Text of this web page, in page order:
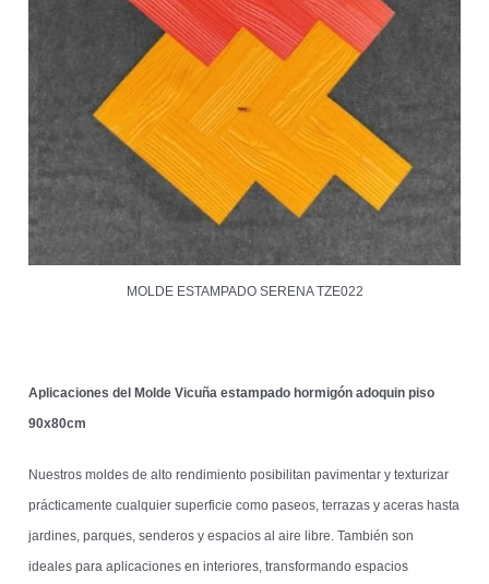
MOLDE ESTAMPADO SERENA TZE022
Aplicaciones del Molde Vicuña estampado hormigón adoquin piso
90x80cm
Nuestros moldes de alto rendimiento posibilitan pavimentar y texturizar
prácticamente cualquier superficie como paseos, terrazas y aceras hasta
jardines, parques, senderos y espacios al aire libre. También son
ideales para aplicaciones en interiores, transformando espacios